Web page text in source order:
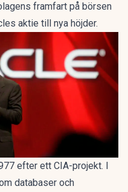
framfart på börsen
aktie till nya höjder.
efter ett CIA-projekt. I
databaser och